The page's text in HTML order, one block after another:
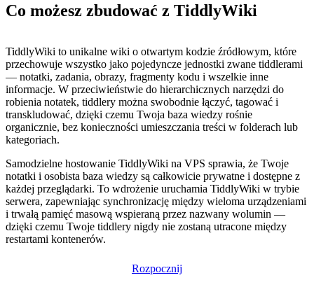
Co możesz zbudować z TiddlyWiki
TiddlyWiki to unikalne wiki o otwartym kodzie źródłowym, które
przechowuje wszystko jako pojedyncze jednostki zwane tiddlerami
— notatki, zadania, obrazy, fragmenty kodu i wszelkie inne
informacje. W przeciwieństwie do hierarchicznych narzędzi do
robienia notatek, tiddlery można swobodnie łączyć, tagować i
transkludować, dzięki czemu Twoja baza wiedzy rośnie
organicznie, bez konieczności umieszczania treści w folderach lub
kategoriach.
Samodzielne hostowanie TiddlyWiki na VPS sprawia, że Twoje
notatki i osobista baza wiedzy są całkowicie prywatne i dostępne z
każdej przeglądarki. To wdrożenie uruchamia TiddlyWiki w trybie
serwera, zapewniając synchronizację między wieloma urządzeniami
i trwałą pamięć masową wspieraną przez nazwany wolumin —
dzięki czemu Twoje tiddlery nigdy nie zostaną utracone między
restartami kontenerów.
Rozpocznij